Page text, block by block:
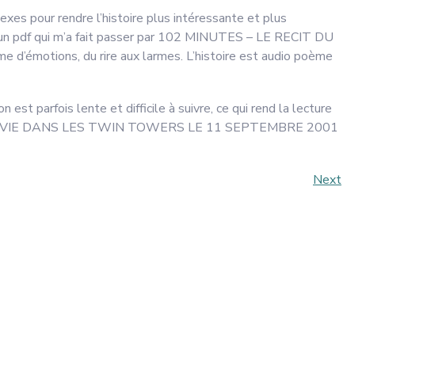
pour rendre l’histoire plus intéressante et plus
pdf qui m’a fait passer par 102 MINUTES – LE RECIT DU
du rire aux larmes. L’histoire est audio poème
est parfois lente et difficile à suivre, ce qui rend la lecture
DANS LES TWIN TOWERS LE 11 SEPTEMBRE 2001
Next
Next